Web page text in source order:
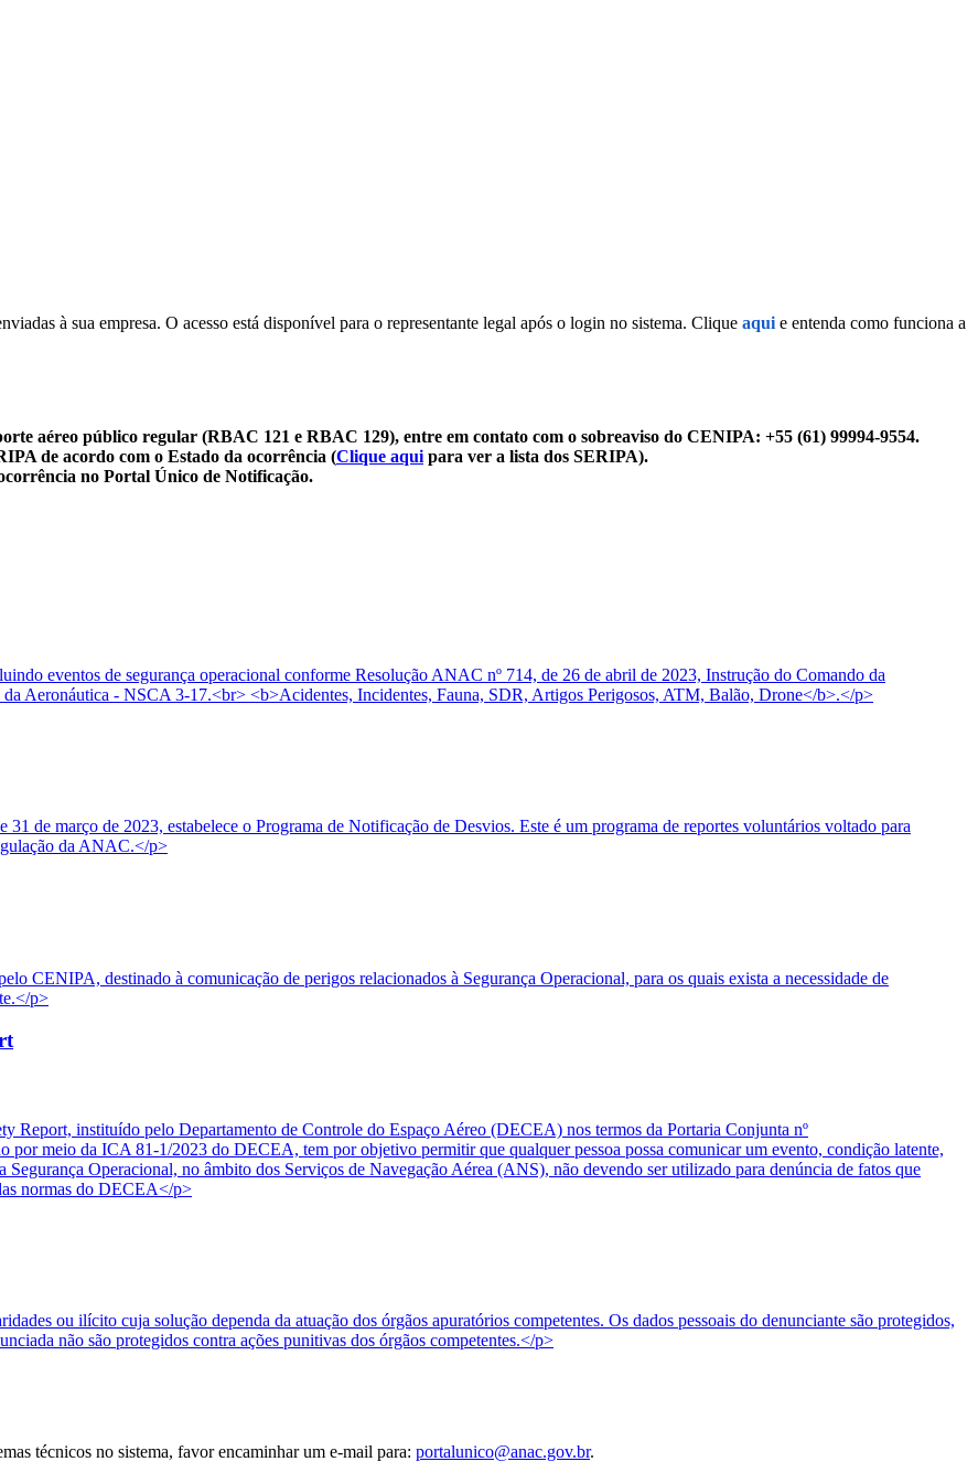
à sua empresa. O acesso está disponível para o representante legal após o login no sistema. Clique aqui e entenda como funciona a
aéreo público regular (RBAC 121 e RBAC 129), entre em contato com o sobreaviso do CENIPA: +55 (61) 99994-9554.
de acordo com o Estado da ocorrência (Clique aqui para ver a lista dos SERIPA).
no Portal Único de Notificação.
eventos de segurança operacional conforme Resolução ANAC nº 714, de 26 de abril de 2023, Instrução do Comando da
Aeronáutica - NSCA 3-17.<br> <b>Acidentes, Incidentes, Fauna, SDR, Artigos Perigosos, ATM, Balão, Drone</b>.</p>
de março de 2023, estabelece o Programa de Notificação de Desvios. Este é um programa de reportes voluntários voltado para
da ANAC.</p>
destinado à comunicação de perigos relacionados à Segurança Operacional, para os quais exista a necessidade de
p>
instituído pelo Departamento de Controle do Espaço Aéreo (DECEA) nos termos da Portaria Conjunta nº
meio da ICA 81-1/2023 do DECEA, tem por objetivo permitir que qualquer pessoa possa comunicar um evento, condição latente,
Segurança Operacional, no âmbito dos Serviços de Navegação Aérea (ANS), não devendo ser utilizado para denúncia de fatos que
normas do DECEA</p>
ou ilícito cuja solução dependa da atuação dos órgãos apuratórios competentes. Os dados pessoais do denunciante são protegidos,
não são protegidos contra ações punitivas dos órgãos competentes.</p>
técnicos no sistema, favor encaminhar um e-mail para: portalunico@anac.gov.br.